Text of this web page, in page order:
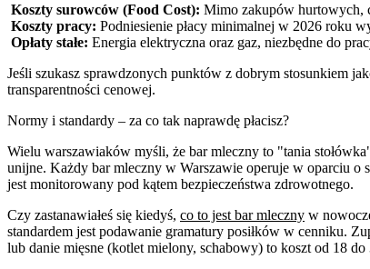
Koszty surowców (Food Cost): Mimo zakupów hurtowych,
Koszty pracy: Podniesienie płacy minimalnej w 2026 roku
Opłaty stałe: Energia elektryczna oraz gaz, niezbędne do
Jeśli szukasz sprawdzonych punktów z dobrym stosunkiem
transparentności cenowej.
Normy i standardy – za co tak naprawdę płacisz?
Wielu warszawiaków myśli, że bar mleczny to "tania
unijne. Każdy bar mleczny w Warszawie operuje w oparciu o
jest monitorowany pod kątem bezpieczeństwa zdrowotnego.
Czy zastanawiałeś się kiedyś, co to jest bar mleczny w
standardem jest podawanie gramatury posiłków w cenniku.
lub danie mięsne (kotlet mielony, schabowy) to koszt od 18